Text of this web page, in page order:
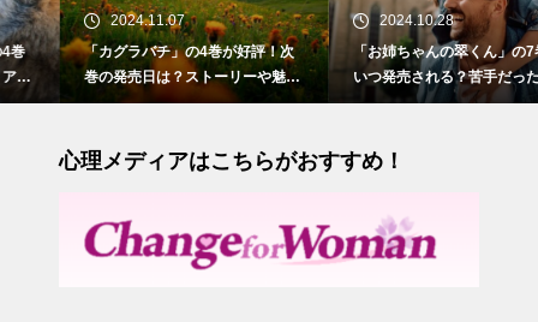
2024.11.07
「カグラバチ」の4巻が好評！次
巻の発売日は？ストーリーや魅力
も紹介
2024.10.28
「お姉ちゃんの翠くん」の7巻は
いつ発売される？苦手だった相手
との切ない初恋
心理メディアはこちらがおすすめ！